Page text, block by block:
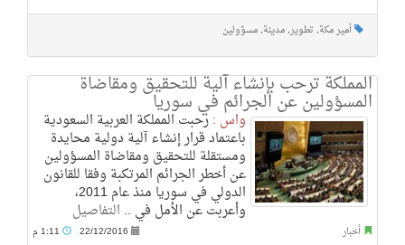
أمير مكة, تطوير, مدينة, مسؤولين
المملكة ترحب بإنشاء آلية للتحقيق ومقاضاة
المسؤولين عن الجرائم في سوريا
واس :رحبت المملكة العربية السعودية
باعتماد قرار إنشاء آلية دولية محايدة
ومستقلة للتحقيق ومقاضاة المسؤولين
عن أخطر الجرائم المرتكبة وفقا للقانون
الدولي في سوريا منذ عام 2011،
وأعربت عن الأمل في .. التفاصيل
أخبار 22/12/2016